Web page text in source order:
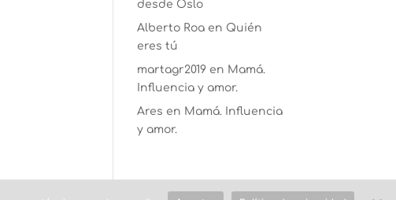
desde Oslo
Alberto Roa en Quién
eres tú
martagr2019 en Mamá.
Influencia y amor.
Ares en Mamá. Influencia
y amor.